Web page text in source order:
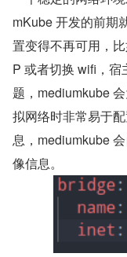
mKube 开发的前期
置变得不再可用，
P 或者切换 wifi，宿
题，mediumkube
拟网络时非常易于
息，mediumkube
像信息。